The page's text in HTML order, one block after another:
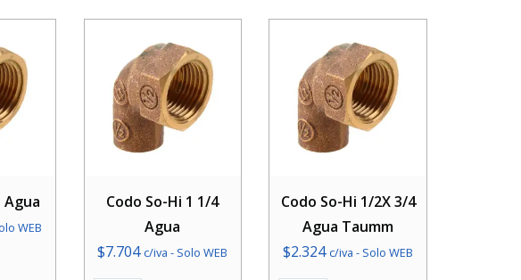
Agua
WEB
Codo So-Hi 1 1/4
Agua
$7.704 c/iva - Solo WEB
Codo So-Hi 1/2X 3/4
Agua Taumm
$2.324 c/iva - Solo WEB